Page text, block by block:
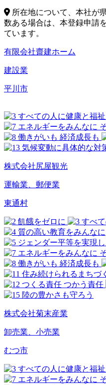
所在地について、本社が
数ある場合は、本登録申請
ています。
有限会社齋建ホーム
建設業
平川市
株式会社尻屋観光
運輸業、郵便業
東通村
株式会社菊末産業
卸売業、小売業
むつ市